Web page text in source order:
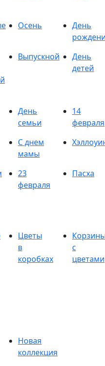
Осень
День
Выпускной
День
детей
День
семьи
14
февраля
С днем
мамы
23
февраля
Пасха
Цветы
в
коробках
с
цветами
Новая
коллекция